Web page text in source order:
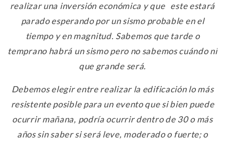
realizar una inversión económica y que este estará
parado esperando por un sismo probable en el
tiempo y en magnitud. Sabemos que tarde o
temprano habrá un sismo pero no sabemos cuándo ni
que grande será.
Debemos elegir entre realizar la edificación lo más
resistente posible para un evento que si bien puede
ocurrir mañana, podría ocurrir dentro de 30 o más
años sin saber si será leve, moderado o fuerte; o